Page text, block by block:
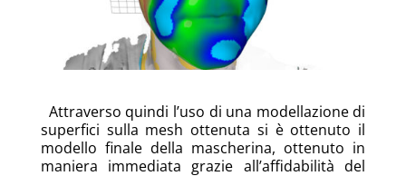
Attraverso quindi l’uso di una modellazione di
superfici sulla mesh ottenuta si è ottenuto il
modello finale della mascherina, ottenuto in
maniera immediata grazie all’affidabilità del